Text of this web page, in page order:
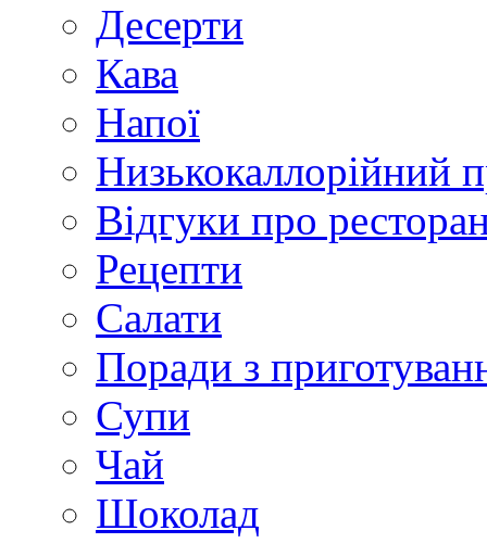
Десерти
Кава
Напої
Низькокаллорійний
Відгуки про
Рецепти
Салати
Поради з
Супи
Чай
Шоколад